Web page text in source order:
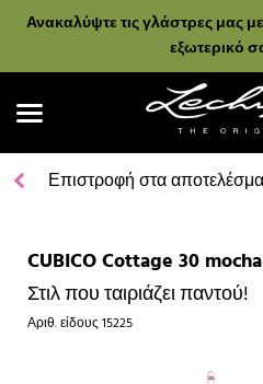
Ανακαλύψτε τις γλάστρες μας
εξωτερικό
Επιστροφή στα
CUBICO Cottage 30 mocha
Στιλ που ταιριάζει παντού!
Αριθ. είδους15225